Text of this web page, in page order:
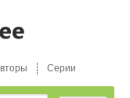
Серии